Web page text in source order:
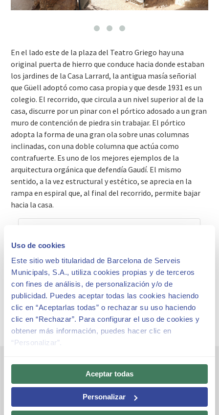
Uso de cookies
Este sitio web titularidad de Barcelona de Serveis
Municipals, S.A., utiliza cookies propias y de terceros
con fines de análisis, de personalización y/o de
publicidad. Puedes aceptar todas las cookies haciendo
clic en “Aceptarlas todas” o rechazar su uso haciendo
clic en “Rechazar”. Para configurar el uso de cookies y
obtener más información, puedes hacer clic en
“Personalizar”.
Aceptar todas
Personalizar
En el lado este de la plaza del Teatro Griego hay una
original puerta de hierro que conduce hacia donde estaban
los jardines de la Casa Larrard, la antigua masía señorial
que Güell adoptó como casa propia y que desde 1931 es un
colegio. El recorrido, que circula a un nivel superior al de la
casa, discurre por un pinar con el pórtico adosado a un gran
muro de contención de piedra sin trabajar. El pórtico
adopta la forma de una gran ola sobre unas columnas
inclinadas, con una doble columna que actúa como
contrafuerte. Es uno de los mejores ejemplos de la
arquitectura orgánica que defendía Gaudí. El mismo
sentido, a la vez estructural y estético, se aprecia en la
rampa en espiral que, al final del recorrido, permite bajar
hacia la casa.
El Park Güell está sujeto a una tarifa y horarios para su
Otros espacios emblemáticos